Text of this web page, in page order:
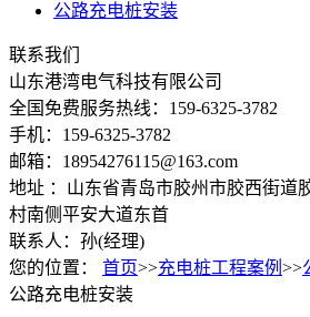
公路充电桩安装
联系我们
山东港湾电气科技有限公司
全国免费服务热线：159-6325-3782
手机：159-6325-3782
邮箱：18954276115@163.com
地址 ：山东省青岛市胶州市胶西街道
村南侧平安大道东首
联系人：孙(经理)
您的位置：
首页>>充电桩工程案例 >>
公路充电桩安装